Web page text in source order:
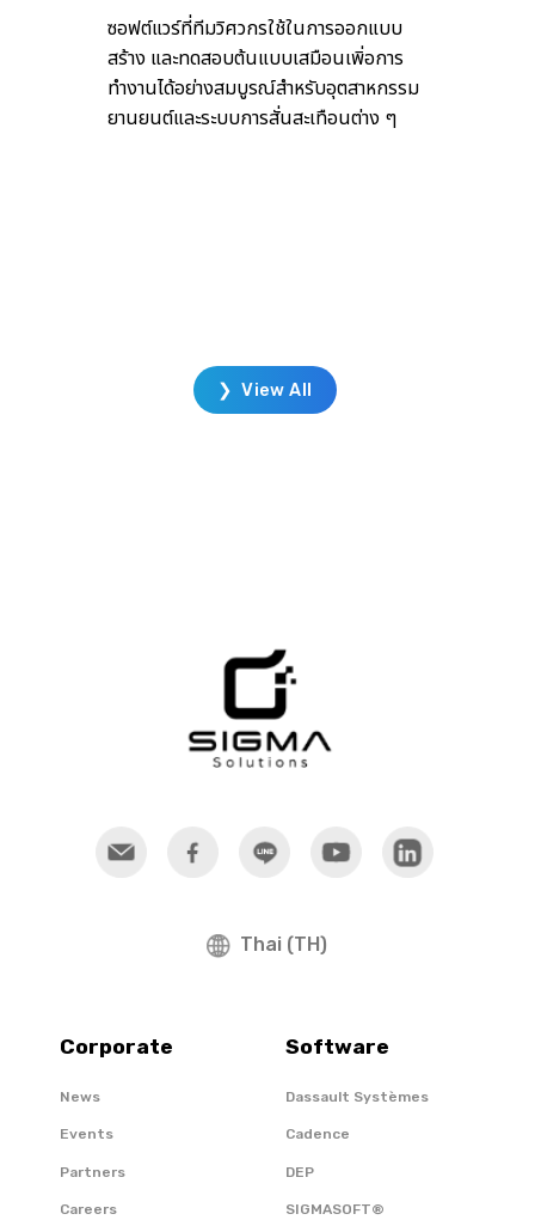
ซอฟต์แวร์ที่ทีมวิศวกรใช้ในการออกแบบ
สร้าง และทดสอบต้นแบบเสมือนเพิ่อการ
ทำงานได้อย่างสมบูรณ์สำหรับอุตสาหกรรม
ยานยนต์และระบบการสั่นสะเทือนต่าง ๆ
❯ View All
Thai (TH)
Corporate
News
Events
Partners
Careers
Software
Dassault Systèmes
Cadence
DEP
SIGMASOFT®